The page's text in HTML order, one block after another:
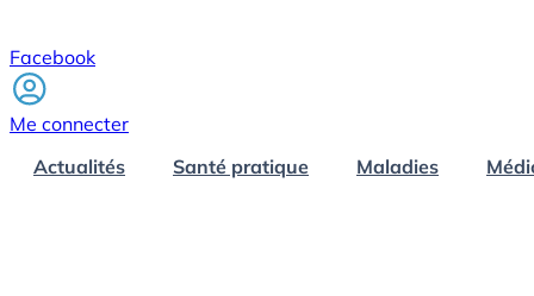
Facebook
Me connecter
Actualités
Santé pratique Maladies